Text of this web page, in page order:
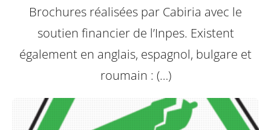
Brochures réalisées par Cabiria avec le
soutien financier de l’Inpes. Existent
également en anglais, espagnol, bulgare et
roumain : (…)